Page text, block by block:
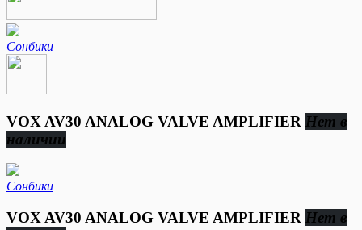
Сонбики
VOX AV30 ANALOG VALVE AMPLIFIER Нет в
наличии
Сонбики
VOX AV30 ANALOG VALVE AMPLIFIER Нет в